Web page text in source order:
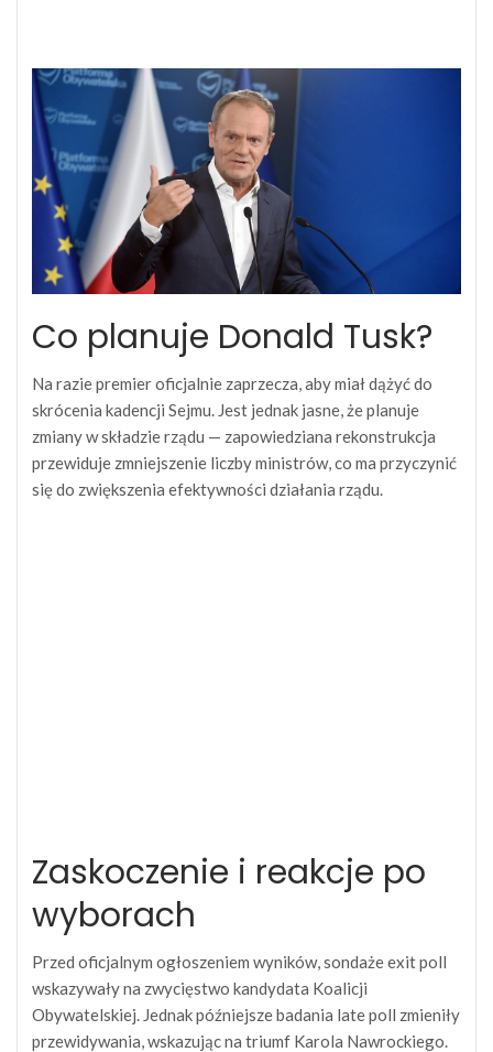
Co planuje Donald Tusk?
Na razie premier oficjalnie zaprzecza, aby miał dążyć do
skrócenia kadencji Sejmu. Jest jednak jasne, że planuje
zmiany w składzie rządu — zapowiedziana rekonstrukcja
przewiduje zmniejszenie liczby ministrów, co ma przyczynić
się do zwiększenia efektywności działania rządu.
Zaskoczenie i reakcje po
wyborach
Przed oficjalnym ogłoszeniem wyników, sondaże exit poll
wskazywały na zwycięstwo kandydata Koalicji
Obywatelskiej. Jednak późniejsze badania late poll zmieniły
przewidywania, wskazując na triumf Karola Nawrockiego.